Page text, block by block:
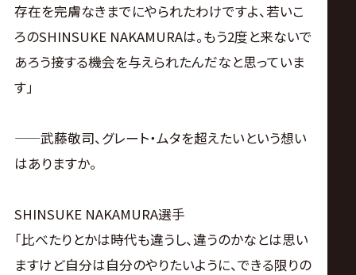
存在を完膚なきまでにやられたわけですよ、若いこ
ろのSHINSUKE NAKAMURAは。もう2度と来ないで
あろう接する機会を与えられたんだなと思っていま
す」
——武藤敬司、グレート・ムタを超えたいという想い
はありますか。
SHINSUKE NAKAMURA選手
「比べたりとかは時代も違うし、違うのかなとは思い
ますけど自分は自分のやりたいように、できる限りの